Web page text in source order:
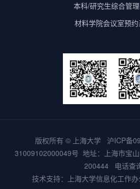
本科/研究生综合管
材料学院会议室预
版权所有 ©上海大学 沪ICP备
31009102000049号 地址：上海市宝
200444 电话查
技术支持：
上海大学信息化工作